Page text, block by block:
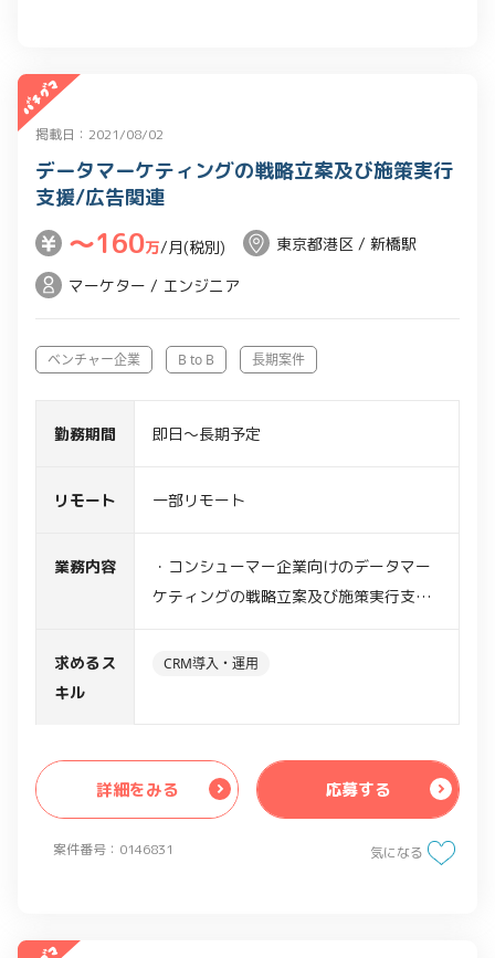
掲載日：2021/08/02
案件番号：0146831
データマーケティングの戦略立案及び施策実行
支援/広告関連
〜160万/月(税別)
東京都港区 / 新橋駅
マーケター / エンジニア
ベンチャー企業 B to B 長期案件
勤務期間 即日～長期予定
リモート 一部リモート
業務内容
・コンシューマー企業向けのデータマー
ケティングの戦略立案及び施策実行支援
用した分析の提案
求めるス
キル
CRM導入・運用
詳細をみる 応募する
気になる